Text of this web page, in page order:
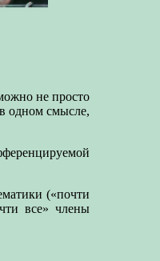
не просто
одном смысле,
(«почти
все» члены